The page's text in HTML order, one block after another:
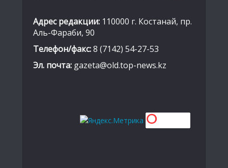
Адрес редакции: 110000 г. Костанай, пр.
Аль-Фараби, 90
Телефон/факс:8 (7142) 54-27-53
Эл. почта: gazeta@old.top-news.kz